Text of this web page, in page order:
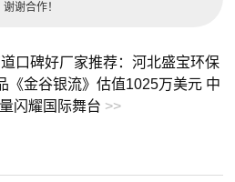
谢谢合作！
口碑好厂家推荐：河北盛宝环保
《金谷银流》估值1025万美元 中
闪耀国际舞台 >>